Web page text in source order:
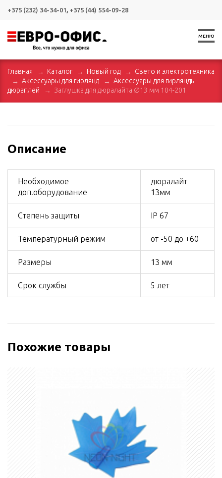
+375 (232) 34-34-01, +375 (44) 554-09-28
МЕНЮ
Главная Каталог Новый год
Свето и электротехника
Аксессуары для гирлянд
Аксессуары для гирлянды-
дюраплей
Заглушка для дюралайта ∅13 мм 104-201
Описание
Необходимое
доп.оборудование
дюралайт
13мм
Степень защиты IP 67
Температурный режим от -50 до +60
Размеры 13 мм
Срок службы 5 лет
Похожие товары